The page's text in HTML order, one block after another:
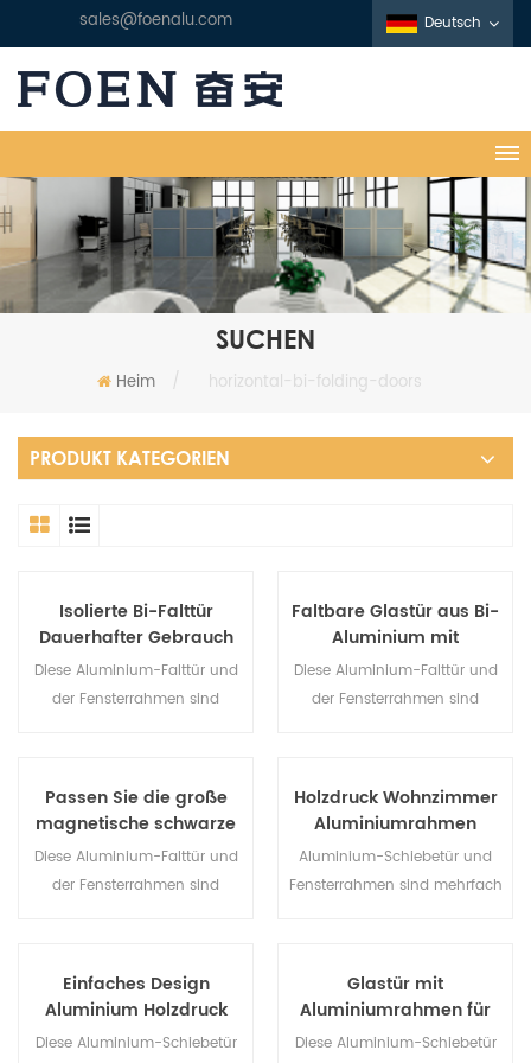
sales@foenalu.com Deutsch
SUCHEN
Heim / horizontal-bi-folding-doors
PRODUKT KATEGORIEN
Isolierte Bi-Falttür
Dauerhafter Gebrauch
Für Küstenhotel
Diese Aluminium-Falttür und
der Fensterrahmen sind
Diebstahlsicherung sind
hervorragend. Verschiedene
Faltbare Glastür aus Bi-
Aluminium mit
Doppelverglasung im
schlanken Design
Diese Aluminium-Falttür und
der Fensterrahmen sind
Diebstahlsicherung sind
hervorragend. Verschiedene
Passen Sie die große
magnetische schwarze
Falttür an. Dauerhafter
Gebrauch
Diese Aluminium-Falttür und
der Fensterrahmen sind
Diebstahlsicherung sind
hervorragend. Verschiedene
Holzdruck Wohnzimmer
Aluminiumrahmen
Schiebefenstersystem
Aluminium-Schiebetür und
Fensterrahmen sind mehrfach
sind hervorragend.
Verschiedene Türtypen für
Einfaches Design
Aluminium Holzdruck
Schlafzimmer
Diese Aluminium-Schiebetür
Glastür mit
Aluminiumrahmen für
internes Badezimmer
Diese Aluminium-Schiebetür